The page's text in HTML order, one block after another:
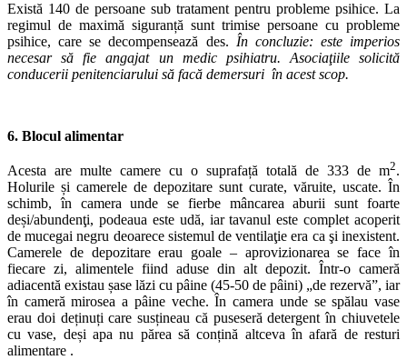
Există 140 de persoane sub tratament pentru probleme psihice. La
regimul de maximă siguranță sunt trimise persoane cu probleme
psihice, care se decompensează des. În concluzie: este imperios
necesar să fie angajat un medic psihiatru. Asociaţiile solicită
conducerii penitenciarului să facă demersuri în acest scop.
6. Blocul alimentar
Acesta are multe camere cu o suprafață totală de 333 de m2.
Holurile și camerele de depozitare sunt curate, văruite, uscate. În
schimb, în camera unde se fierbe mâncarea aburii sunt foarte
deși/abundenţi, podeaua este udă, iar tavanul este complet acoperit
de mucegai negru deoarece sistemul de ventilaţie era ca şi inexistent.
Camerele de depozitare erau goale – aprovizionarea se face în
fiecare zi, alimentele fiind aduse din alt depozit. Într-o cameră
adiacentă existau șase lăzi cu pâine (45-50 de pâini) „de rezervă”, iar
în cameră mirosea a pâine veche. În camera unde se spălau vase
erau doi deținuți care susțineau că puseseră detergent în chiuvetele
cu vase, deși apa nu părea să conțină altceva în afară de resturi
alimentare .